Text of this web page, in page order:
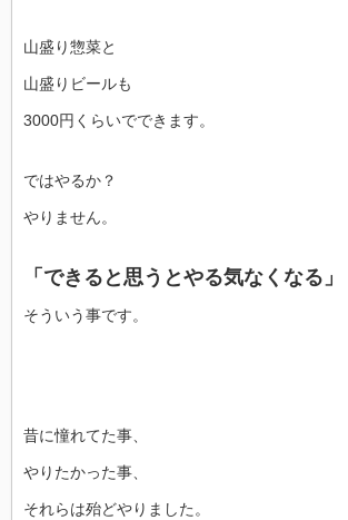
山盛り惣菜と
山盛りビールも
3000円くらいでできます。
ではやるか？
やりません。
「できると思うとやる気なくなる」
そういう事です。
昔に憧れてた事、
やりたかった事、
それらは殆どやりました。